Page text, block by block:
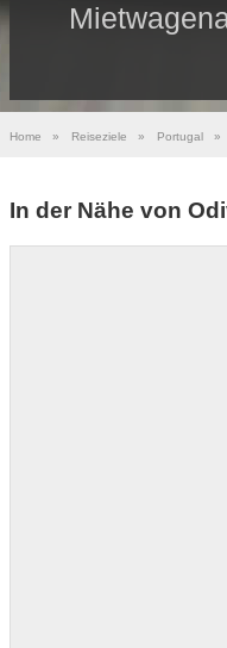
Home » Reiseziele » Portugal »
In der Nähe von